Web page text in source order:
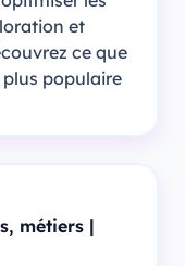
et
ce que
populaire
métiers |